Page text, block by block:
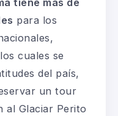
para los
cuales se
del país,
un tour
al Glaciar Perito